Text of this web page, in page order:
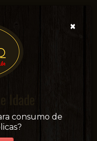
on-line!
×
consumo de